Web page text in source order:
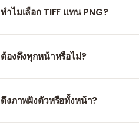
เอกสาร JPG ใช้การบีบอัดแบบสูญเสี
ทำไมเลือก TIFF แทน PNG?
(เวชระเบียน เอกสารทางกฎหมาย) ก
ต้องดึงทุกหน้าหรือไม่?
ดึงภาพฝังตัวหรือทั้งหน้า?